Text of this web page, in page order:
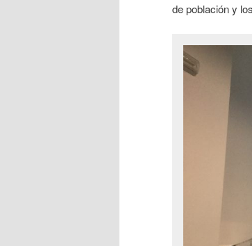
de población y